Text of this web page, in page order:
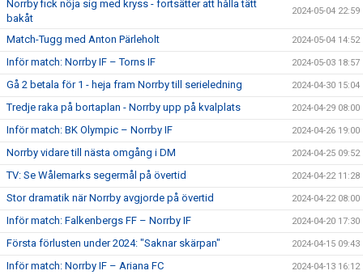
Norrby fick nöja sig med kryss - fortsätter att hålla tätt
bakåt
2024-05-04 22:59
Match-Tugg med Anton Pärleholt 2024-05-04 14:52
Inför match: Norrby IF – Torns IF 2024-05-03 18:57
Gå 2 betala för 1 - heja fram Norrby till serieledning 2024-04-30 15:04
Tredje raka på bortaplan - Norrby upp på kvalplats 2024-04-29 08:00
Inför match: BK Olympic – Norrby IF 2024-04-26 19:00
Norrby vidare till nästa omgång i DM 2024-04-25 09:52
TV: Se Wålemarks segermål på övertid 2024-04-22 11:28
Stor dramatik när Norrby avgjorde på övertid 2024-04-22 08:00
Inför match: Falkenbergs FF – Norrby IF 2024-04-20 17:30
Första förlusten under 2024: "Saknar skärpan" 2024-04-15 09:43
Inför match: Norrby IF – Ariana FC 2024-04-13 16:12